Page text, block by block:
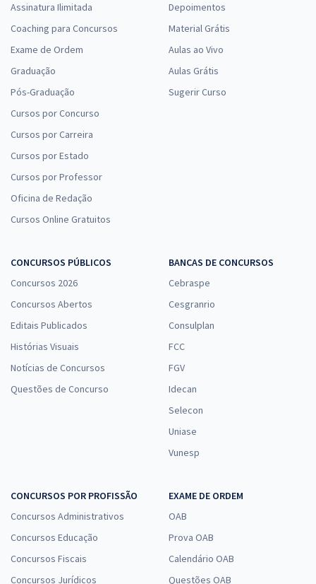
R$33,33
Economize R$ 99,98 (-20%)
Comprar
CEF - Caixa Econômica Federal - Conhecimentos Específicos para
Engenheiro de Segurança do Trabalho
CEF - Caixa Econômica Federal - Técnico Bancário Novo - Tecnologia
da Informação (Pré-edital)
29,99
Economize R$ 89,96 (-20%)
Assinatura Ilimitada
Coaching para Concursos
Exame de Ordem
Graduação
Pós-Graduação
Cursos por Concurso
Cursos por Carreira
Cursos por Estado
Cursos por Professor
Oficina de Redação
Cursos Online Gratuitos
Depoimentos
Material Grátis
Aulas ao Vivo
Aulas Grátis
Sugerir Curso
CONCURSOS PÚBLICOS
Concursos 2026
Concursos Abertos
Editais Publicados
Histórias Visuais
Notícias de Concursos
Questões de Concurso
BANCAS DE CONCURSOS
Cebraspe
Cesgranrio
Consulplan
FCC
FGV
Idecan
Selecon
Uniase
Vunesp
CONCURSOS POR PROFISSÃO
Concursos Administrativos
Concursos Educação
Concursos Fiscais
Concursos Jurídicos
EXAME DE ORDEM
OAB
Prova OAB
Calendário OAB
Questões OAB